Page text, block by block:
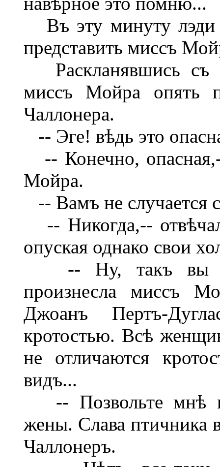
Въ эту минуту лэди
представить миссъ
Раскланявшись съ
миссъ Мойра опять
Чаллонера.
-- Эге! вѣдь это
-- Конечно,
Мойра.
-- Вамъ не случается
-- Никогда,--
опуская однако свои
-- Ну, такъ вы
произнесла миссъ
Джоанъ Пертъ-
кротостью. Всѣ
не отличаются
видъ...
-- Позвольте мнѣ
жены. Слава птичника
Чаллонеръ.